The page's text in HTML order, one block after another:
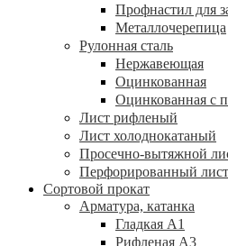
Профнастил для
Металлочерепица
Рулонная сталь
Нержавеющая
Оцинкованная
Оцинкованная с
Лист рифленый
Лист холоднокатаный
Просечно-вытяжной
Перфорированный лист
Сортовой прокат
Арматура, катанка
Гладкая А1
Рифленая А3